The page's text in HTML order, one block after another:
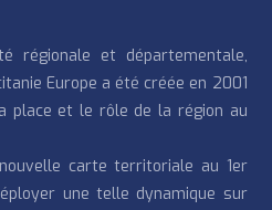
régionale et départementale,
Europe a été créée en 2001
place et le rôle de la région au
carte territoriale au 1er
une telle dynamique sur